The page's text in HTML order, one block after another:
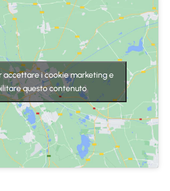
accettare i cookie marketing e
questo contenuto